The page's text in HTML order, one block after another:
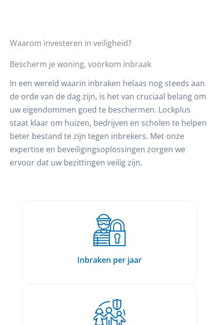
Waarom investeren in veiligheid?
Bescherm je woning, voorkom inbraak
In een wereld waarin inbraken helaas nog steeds aan
de orde van de dag zijn, is het van cruciaal belang om
uw eigendommen goed te beschermen. Lockplus
staat klaar om huizen, bedrijven en scholen te helpen
beter bestand te zijn tegen inbrekers. Met onze
expertise en beveiligingsoplossingen zorgen we
ervoor dat uw bezittingen veilig zijn.
Inbraken per jaar